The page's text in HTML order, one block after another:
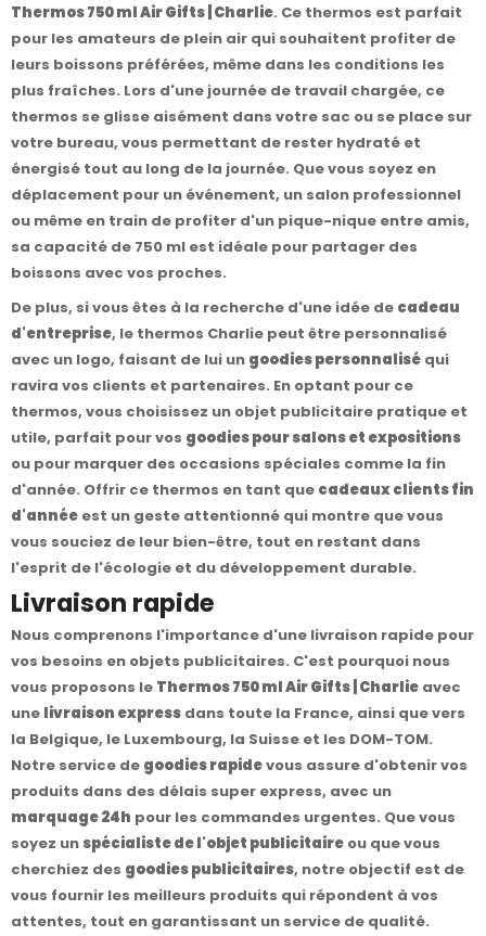
Thermos 750 ml Air Gifts | Charlie. Ce thermos est parfait
pour les amateurs de plein air qui souhaitent profiter de
leurs boissons préférées, même dans les conditions les
plus fraîches. Lors d'une journée de travail chargée, ce
thermos se glisse aisément dans votre sac ou se place sur
votre bureau, vous permettant de rester hydraté et
énergisé tout au long de la journée. Que vous soyez en
déplacement pour un événement, un salon professionnel
ou même en train de profiter d'un pique-nique entre amis,
sa capacité de 750 ml est idéale pour partager des
boissons avec vos proches.
De plus, si vous êtes à la recherche d'une idée de cadeau
d'entreprise, le thermos Charlie peut être personnalisé
avec un logo, faisant de lui un goodies personnalisé qui
ravira vos clients et partenaires. En optant pour ce
thermos, vous choisissez un objet publicitaire pratique et
utile, parfait pour vos goodies pour salons et expositions
ou pour marquer des occasions spéciales comme la fin
d'année. Offrir ce thermos en tant que cadeaux clients fin
d'année est un geste attentionné qui montre que vous
vous souciez de leur bien-être, tout en restant dans
l'esprit de l'écologie et du développement durable.
Livraison rapide
Nous comprenons l'importance d'une livraison rapide pour
vos besoins en objets publicitaires. C'est pourquoi nous
vous proposons le Thermos 750 ml Air Gifts | Charlie avec
une livraison express dans toute la France, ainsi que vers
la Belgique, le Luxembourg, la Suisse et les DOM-TOM.
Notre service de goodies rapidevous assure d'obtenir vos
produits dans des délais super express, avec un
marquage 24h pour les commandes urgentes. Que vous
soyez unspécialiste de l'objet publicitaire ou que vous
cherchiez des goodies publicitaires, notre objectif est de
vous fournir les meilleurs produits qui répondent à vos
attentes, tout en garantissant un service de qualité.